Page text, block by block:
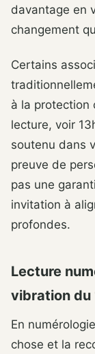
davantage en
changement
Certains
à la protection
lecture, voir
soutenu dans
preuve de
pas une
invitation à
profondes.
Lecture
vibration du
En
chose et la